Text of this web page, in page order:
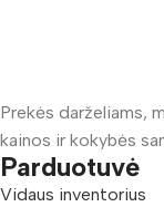
Prekės darželiams,
kainos ir kokybės
Parduotuvė
Vidaus inventorius